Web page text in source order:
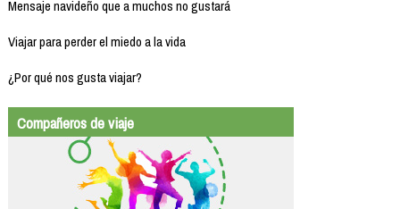
Mensaje navideño que a muchos no gustará
Viajar para perder el miedo a la vida
¿Por qué nos gusta viajar?
Compañeros de viaje